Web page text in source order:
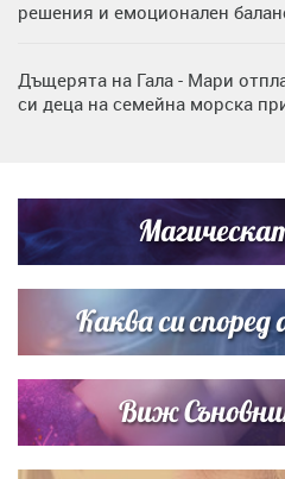
решения и емоционален
Дъщерята на Гала - Мари
си деца на семейна морска
Димов издадоха своето
Дъщерята на Тодор Батков
Братя Аргирови я изненадаха
Каква си според
Виж